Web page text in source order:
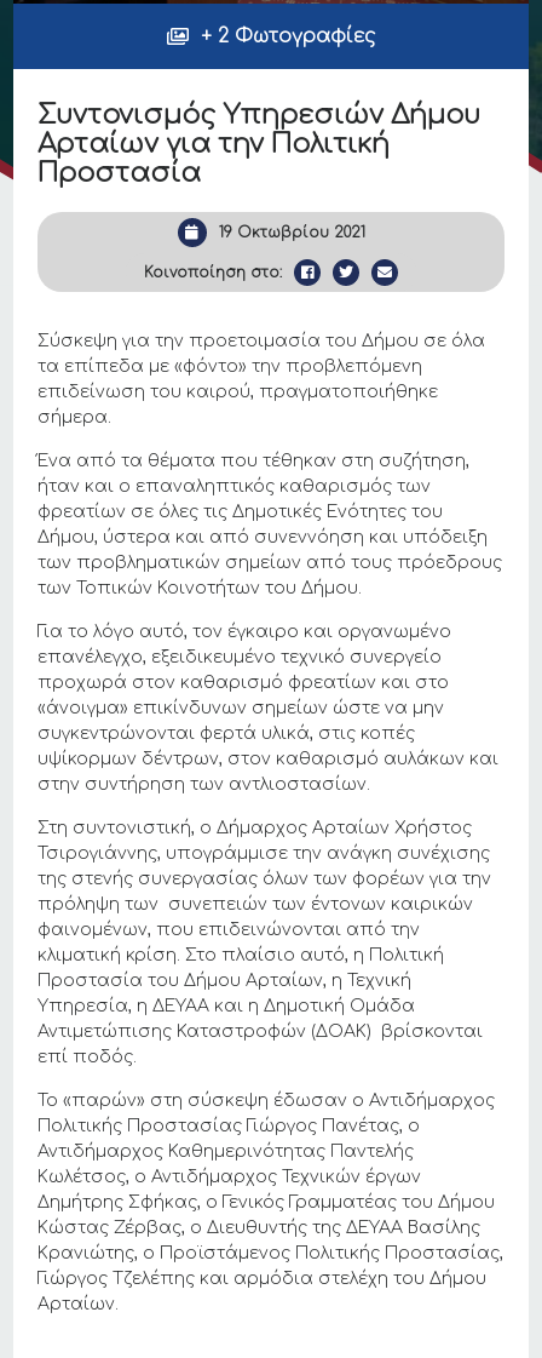
+ 2 Φωτογραφίες
Συντονισμός Υπηρεσιών Δήμου
Αρταίων για την Πολιτική
Προστασία
19 Οκτωβρίου 2021
Κοινοποίηση στο:
Σύσκεψη για την προετοιμασία του Δήμου σε όλα
τα επίπεδα με «φόντο» την προβλεπόμενη
επιδείνωση του καιρού, πραγματοποιήθηκε
σήμερα.
Ένα από τα θέματα που τέθηκαν στη συζήτηση,
ήταν και ο επαναληπτικός καθαρισμός των
φρεατίων σε όλες τις Δημοτικές Ενότητες του
Δήμου, ύστερα και από συνεννόηση και υπόδειξη
των προβληματικών σημείων από τους πρόεδρους
των Τοπικών Κοινοτήτων του Δήμου.
Για το λόγο αυτό, τον έγκαιρο και οργανωμένο
επανέλεγχο, εξειδικευμένο τεχνικό συνεργείο
προχωρά στον καθαρισμό φρεατίων και στο
«άνοιγμα» επικίνδυνων σημείων ώστε να μην
συγκεντρώνονται φερτά υλικά, στις κοπές
υψίκορμων δέντρων, στον καθαρισμό αυλάκων και
στην συντήρηση των αντλιοστασίων.
Στη συντονιστική, ο Δήμαρχος Αρταίων Χρήστος
Τσιρογιάννης, υπογράμμισε την ανάγκη συνέχισης
της στενής συνεργασίας όλων των φορέων για την
πρόληψη των συνεπειών των έντονων καιρικών
φαινομένων, που επιδεινώνονται από την
κλιματική κρίση. Στο πλαίσιο αυτό, η Πολιτική
Προστασία του Δήμου Αρταίων, η Τεχνική
Υπηρεσία, η ΔΕΥΑΑ και η Δημοτική Ομάδα
Αντιμετώπισης Καταστροφών (ΔΟΑΚ) βρίσκονται
επί ποδός.
Το «παρών» στη σύσκεψη έδωσαν ο Αντιδήμαρχος
Πολιτικής Προστασίας Γιώργος Πανέτας, ο
Αντιδήμαρχος Καθημερινότητας Παντελής
Κωλέτσος, ο Αντιδήμαρχος Τεχνικών έργων
Δημήτρης Σφήκας, ο Γενικός Γραμματέας του Δήμου
Κώστας Ζέρβας, ο Διευθυντής της ΔΕΥΑΑ Βασίλης
Κρανιώτης, ο Προϊστάμενος Πολιτικής Προστασίας,
Γιώργος Τζελέπης και αρμόδια στελέχη του Δήμου
Αρταίων.